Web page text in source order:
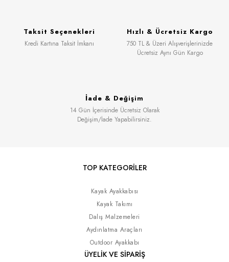
Taksit Seçenekleri
Kredi Kartına Taksit İmkanı
Hızlı & Ücretsiz Kargo
750 TL & Üzeri Alışverişlerinizde
Ücretsiz Aynı Gün Kargo
İade & Değişim
14 Gün İçerisinde Ücretsiz Olarak
Değişim/İade Yapabilirsiniz.
TOP KATEGORİLER
Kayak Ayakkabısı
Kayak Takımı
Dalış Malzemeleri
Aydınlatma Araçları
Outdoor Ayakkabı
ÜYELİK VE SİPARİŞ